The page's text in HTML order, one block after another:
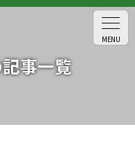
事一覧
MENU